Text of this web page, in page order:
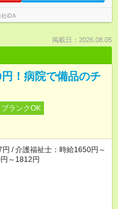
社iDA
掲載日：2026.08.05
！病院で備品のチ
ブランクOK
/ 介護福祉士：時給1650円～
～1812円